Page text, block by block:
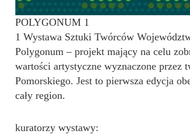
POLYGONUM 1
1 Wystawa Sztuki Twórców
Polygonum – projekt mający na celu
wartości artystyczne wyznaczone przez
Pomorskiego. Jest to pierwsza edycja
cały region.
kuratorzy wystawy: